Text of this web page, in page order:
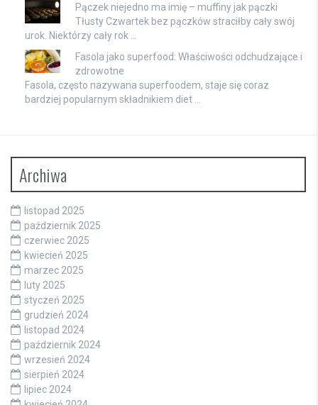
Pączek niejedno ma imię – muffiny jak pączki
Tłusty Czwartek bez pączków straciłby cały swój
urok. Niektórzy cały rok …
Fasola jako superfood: Właściwości odchudzające i
zdrowotne
Fasola, często nazywana superfoodem, staje się coraz
bardziej popularnym składnikiem diet …
Archiwa
listopad 2025
październik 2025
czerwiec 2025
kwiecień 2025
marzec 2025
luty 2025
styczeń 2025
grudzień 2024
listopad 2024
październik 2024
wrzesień 2024
sierpień 2024
lipiec 2024